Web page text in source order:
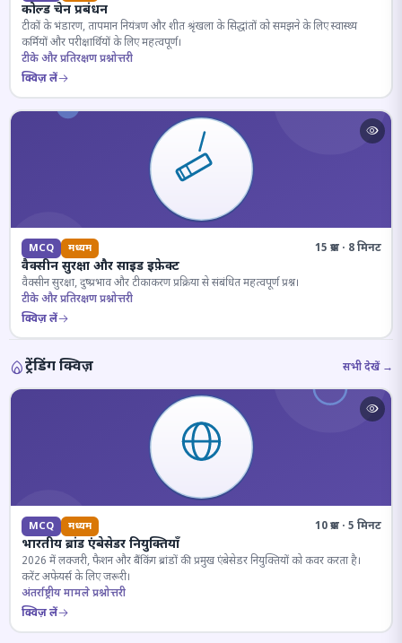
कोल्ड चेन प्रबंधन
टीकों के भंडारण, तापमान नियंत्रण और शीत श्रृंखला के सिद्धांतों को समझने के लिए स्वास्थ्य
कर्मियों और परीक्षार्थियों के लिए महत्वपूर्ण।
टीके और प्रतिरक्षण प्रश्नोत्तरी
क्विज़ लें
MCQ मध्यम 15 प्रश्न · 8 मिनट
वैक्सीन सुरक्षा और साइड इफ़ेक्ट
वैक्सीन सुरक्षा, दुष्प्रभाव और टीकाकरण प्रक्रिया से संबंधित महत्वपूर्ण प्रश्न।
टीके और प्रतिरक्षण प्रश्नोत्तरी
क्विज़ लें
ट्रेंडिंग क्विज़ सभी देखें →
MCQ मध्यम 10 प्रश्न · 5 मिनट
भारतीय ब्रांड एंबेसेडर नियुक्तियाँ
2026 में लक्जरी, फैशन और बैंकिंग ब्रांडों की प्रमुख एंबेसेडर नियुक्तियों को कवर करता है।
करेंट अफेयर्स के लिए जरूरी।
अंतर्राष्ट्रीय मामले प्रश्नोत्तरी
क्विज़ लें